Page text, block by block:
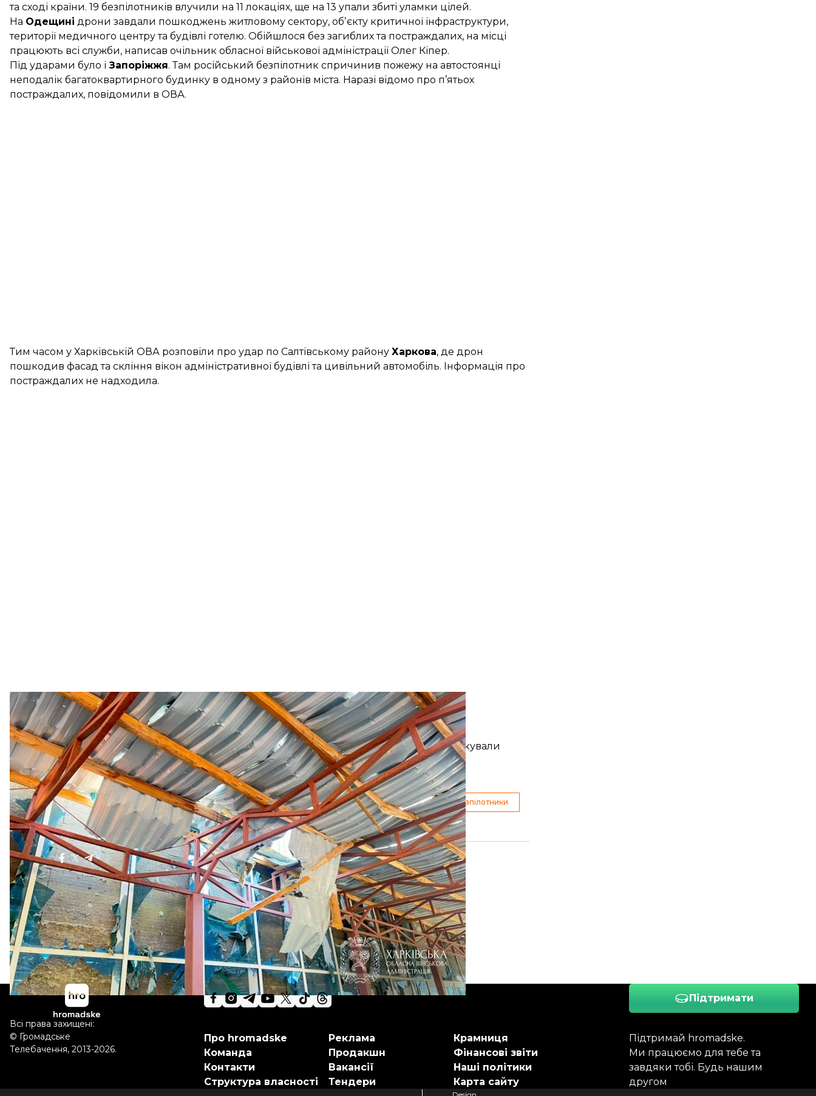
та сході країни. 19 безпілотників влучили на 11 локаціях, ще на 13 упали збиті уламки цілей.
На Одещині дрони завдали пошкоджень житловому сектору, обʼєкту критичної інфраструктури,
території медичного центру та будівлі готелю. Обійшлося без загиблих та постраждалих, на місці
працюють всі служби, написав очільник обласної військової адміністрації Олег Кіпер.
Під ударами було і Запоріжжя. Там російський безпілотник спричинив пожежу на автостоянці
неподалік багатоквартирного будинку в одному з районів міста. Наразі відомо про п’ятьох
постраждалих, повідомили в ОВА.
Тим часом у Харківській ОВА розповіли про удар по Салтівському району Харкова, де дрон
пошкодив фасад та скління вікон адміністративної будівлі та цивільний автомобіль. Інформація про
постраждалих не надходила.
Пошкодження після російського обстрілу Харкова
Telegram / Олег Синєгубов
читайте також:
В Усть-Лабінську на Кубані горить нафтобаза після удару дронів. Схоже, також удруге атакували
Кронштадт у Петербурзі
Більше про: обстріли Харківська область Одеська область дрони Запорізька область безпілотники
російсько-українська війна
Поділитися:
Підтримати
Підтримай hromadske.
Ми працюємо для тебе та
завдяки тобі. Будь нашим
другом
Про hromadske
Команда
Контакти
Структура власності
Реклама
Продакшн
Вакансії
Тендери
Крамниця
Фінансові звіти
Наші політики
Карта сайту
Всі права захищені:
© Громадське
Телебачення, 2013-2026.